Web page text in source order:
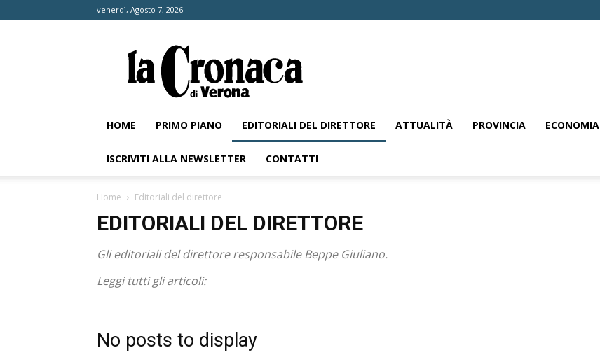
venerdì, Agosto 7, 2026
Cronaca
di
Verona
HOME PRIMO PIANO EDITORIALI DEL DIRETTORE ATTUALITÀ PROVINCIA ECONOMIA
ISCRIVITI ALLA NEWSLETTER CONTATTI
Home Editoriali del direttore
EDITORIALI DEL DIRETTORE
Gli editoriali del direttore responsabile Beppe Giuliano.
Leggi tutti gli articoli:
No posts to display